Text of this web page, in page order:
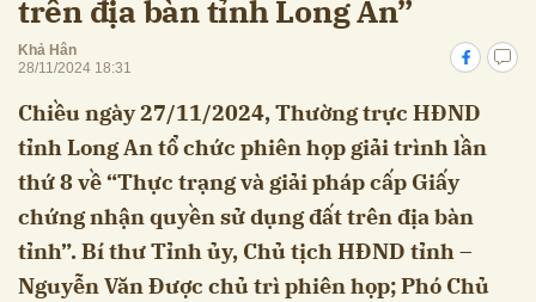
trên địa bàn tỉnh Long An”
Khả Hân
28/11/2024 18:31
Chiều ngày 27/11/2024, Thường trực HĐND
tỉnh Long An tổ chức phiên họp giải trình lần
thứ 8 về “Thực trạng và giải pháp cấp Giấy
chứng nhận quyền sử dụng đất trên địa bàn
tỉnh”. Bí thư Tỉnh ủy, Chủ tịch HĐND tỉnh –
Nguyễn Văn Được chủ trì phiên họp; Phó Chủ